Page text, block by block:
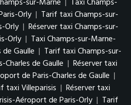
Orly | Tarif taxi Champs-sur-
Orly | Réserver taxi Champs-sur-
Orly | Taxi Champs-sur-Marne-
Gaulle | Tarif taxi Champs-sur-
de Gaulle | Réserver taxi
de Paris-Charles de Gaulle |
taxi Villeparisis | Réserver taxi
Aéroport de Paris-Orly | Tarif